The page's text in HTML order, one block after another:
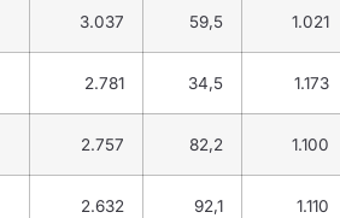
3.037 59,5 1.021
2.781 34,5 1.173
2.757 82,2 1.100
2.632 92,1 1.110